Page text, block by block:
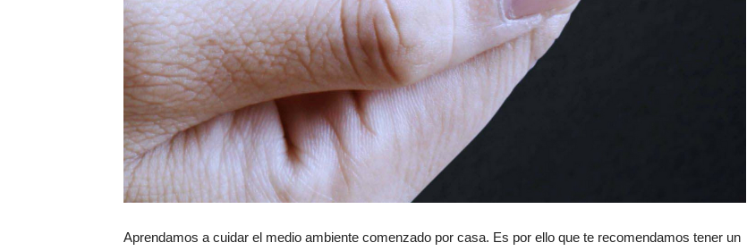
Aprendamos a cuidar el medio ambiente comenzado por casa. Es por ello que te recomendamos tener un